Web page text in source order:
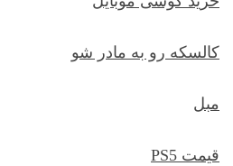
کالسکه رو به مادر شو
مبل
قیمت PS5